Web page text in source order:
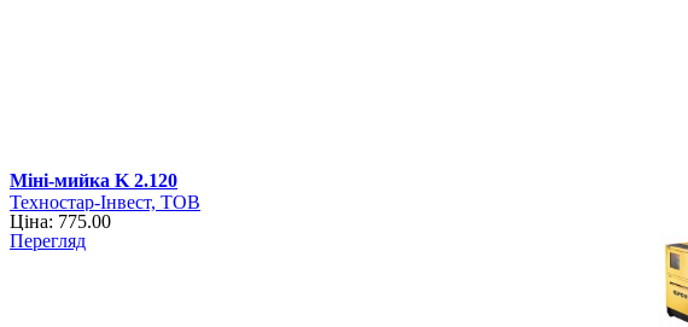
Міні-мийка K 2.120
Техностар-Інвест, ТОВ
Ціна: 775.00
Перегляд